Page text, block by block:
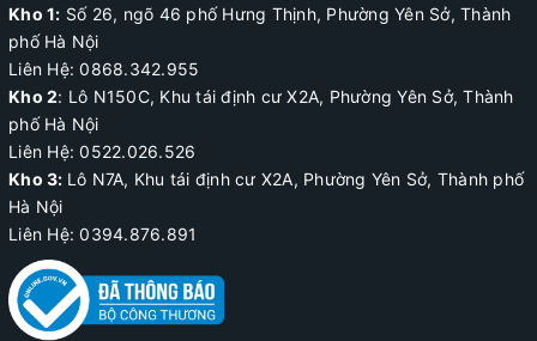
Kho 1: Số 26, ngõ 46 phố Hưng Thịnh, Phường Yên Sở, Thành
phố Hà Nội
Liên Hệ: 0868.342.955
Kho 2: Lô N150C, Khu tái định cư X2A, Phường Yên Sở, Thành
phố Hà Nội
Liên Hệ:0522.026.526
Kho 3: Lô N7A, Khu tái định cư X2A, Phường Yên Sở, Thành phố
Hà Nội
Liên Hệ: 0394.876.891